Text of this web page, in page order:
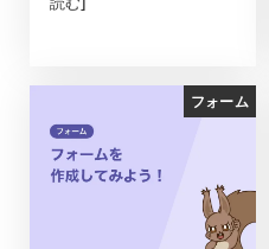
フォーム